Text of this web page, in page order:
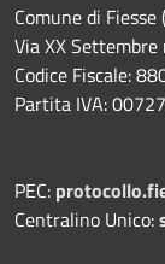
Comune di Fiesse
Via XX
Codice Fiscale:
Partita IVA:
PEC:
Centralino Unico: